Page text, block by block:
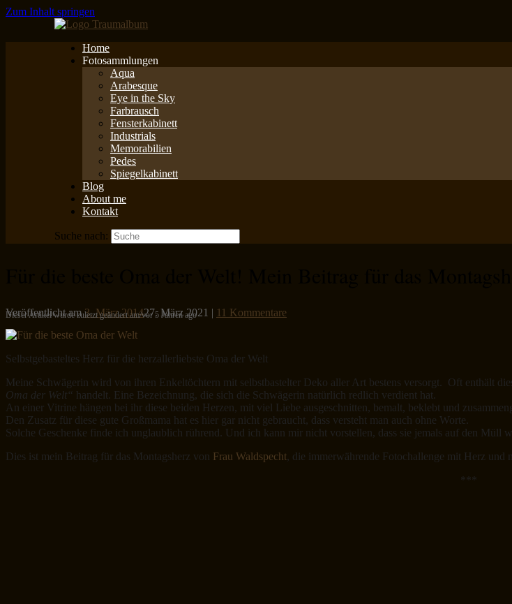
Zum Inhalt springen
Home
Fotosammlungen
Aqua
Arabesque
Eye in the Sky
Farbrausch
Fensterkabinett
Industrials
Memorabilien
Pedes
Spiegelkabinett
Blog
About me
Kontakt
Suche nach:
Veröffentlicht am3. März 201427. März 2021 | 11 Kommentare
Dieser Artikel wurde zuletzt geändert am/vor 5 Jahren ago
Selbstgebasteltes Herz für die herzallerliebste Oma der Welt
Meine Schwägerin wird von ihren Enkeltöchtern mit selbstbastelter Deko aller Art bestens versorgt. Oft enthält
Oma der Welt“ handelt. Eine Bezeichnung, die sich die Schwägerin natürlich redlich verdient hat.
An einer Vitrine hängen bei ihr diese beiden Herzen, mit viel Liebe ausgeschnitten, bemalt, beklebt und
Den Zusatz für diese gute Großmama hat es hier gar nicht gebraucht, dass versteht man auch ohne Worte.
Solche Geschenke finde ich unglaublich rührend. Und ich kann mir nicht vorstellen, dass sie jemals auf den Müll
Dies ist mein Beitrag für das Montagsherz von Frau Waldspecht, die immerwährende Fotochallenge mit Herz und
***